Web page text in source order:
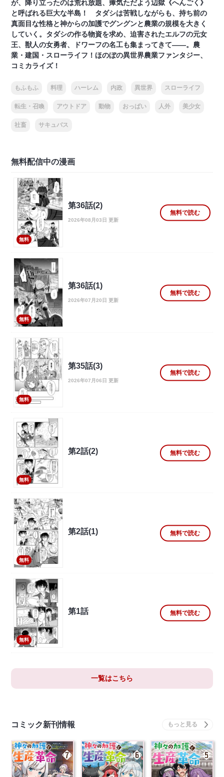
が、降り立ったのは荒れ放題、瘴気ただよう辺獄《へんごく》
と呼ばれる巨大な半島！ タダシは苦戦しながらも、持ち前の
真面目な性格と神からの加護でグングンと農業の規模を大きく
していく。タダシの作る物資を求め、迫害されたエルフの元女
王、獣人の女勇者、ドワーフの名工も集まってきて――。農
業・建国・スローライフ！ほのぼの異世界農業ファンタジー、
コミカライズ！
もふもふ 料理 ハーレム 内政 異世界 スローライフ
転生・召喚 アウトドア 動物 おっぱい 人外 美少女
社畜 サキュバス
無料配信中の漫画
無料
第36話(2)
2026年08月03日 更新
無料で読む
無料
第36話(1)
2026年07月20日 更新
無料で読む
無料
第35話(3)
2026年07月06日 更新
無料で読む
無料
第2話(2) 無料で読む
無料
第2話(1) 無料で読む
無料
第1話 無料で読む
一覧はこちら
コミック新刊情報